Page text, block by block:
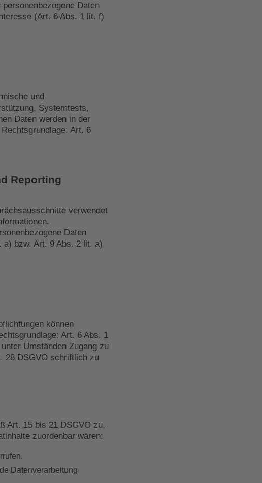
Daten
(Art. 6 Abs. 1 lit. f)
und
Systemtests,
Daten werden in der
Art. 6
Reporting
verwendet
Daten
a) bzw. Art. 9 Abs. 2 lit. a)
können
Art. 6 Abs. 1
Umständen Zugang zu
28 DSGVO schriftlich zu
Art. 15 bis 21 DSGVO zu,
zuordenbar wären:
Datenverarbeitung